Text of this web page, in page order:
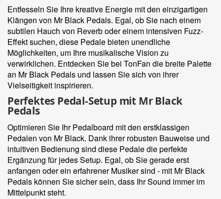
Entfesseln Sie Ihre kreative Energie mit den einzigartigen
Klängen von Mr Black Pedals. Egal, ob Sie nach einem
subtilen Hauch von Reverb oder einem intensiven Fuzz-
Effekt suchen, diese Pedale bieten unendliche
Möglichkeiten, um Ihre musikalische Vision zu
verwirklichen. Entdecken Sie bei TonFan die breite Palette
an Mr Black Pedals und lassen Sie sich von ihrer
Vielseitigkeit inspirieren.
Perfektes Pedal-Setup mit Mr Black
Pedals
Optimieren Sie Ihr Pedalboard mit den erstklassigen
Pedalen von Mr Black. Dank ihrer robusten Bauweise und
intuitiven Bedienung sind diese Pedale die perfekte
Ergänzung für jedes Setup. Egal, ob Sie gerade erst
anfangen oder ein erfahrener Musiker sind - mit Mr Black
Pedals können Sie sicher sein, dass Ihr Sound immer im
Mittelpunkt steht.